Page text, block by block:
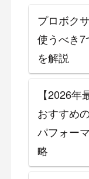
プロボク
使うべき
を解説
【2026
おすすめ
パフォー
略